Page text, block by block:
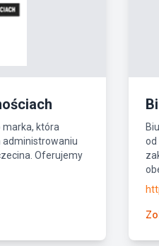
marka, która
administrowaniu
Oferujemy
od